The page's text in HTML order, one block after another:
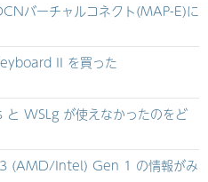
バーチャルコネクト(MAP-E)に
II を買った
WSLg が使えなかったのをど
(AMD/Intel) Gen 1 の情報がみ